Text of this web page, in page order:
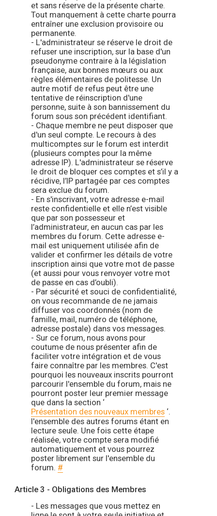
et sans réserve de la présente charte.
Tout manquement à cette charte pourra
entraîner une exclusion provisoire ou
permanente.
- L'administrateur se réserve le droit de
refuser une inscription, sur la base d'un
pseudonyme contraire à la législation
française, aux bonnes mœurs ou aux
règles élémentaires de politesse. Un
autre motif de refus peut être une
tentative de réinscription d'une
personne, suite à son bannissement du
forum sous son précédent identifiant.
- Chaque membre ne peut disposer que
d'un seul compte. Le recours à des
multicomptes sur le forum est interdit
(plusieurs comptes pour la même
adresse IP). L'administrateur se réserve
le droit de bloquer ces comptes et s’il y a
récidive, l’IP partagée par ces comptes
sera exclue du forum.
- En s'inscrivant, votre adresse e-mail
reste confidentielle et elle n’est visible
que par son possesseur et
l’administrateur, en aucun cas par les
membres du forum. Cette adresse e-
mail est uniquement utilisée afin de
valider et confirmer les détails de votre
inscription ainsi que votre mot de passe
(et aussi pour vous renvoyer votre mot
de passe en cas d’oubli).
- Par sécurité et souci de confidentialité,
on vous recommande de ne jamais
diffuser vos coordonnés (nom de
famille, mail, numéro de téléphone,
adresse postale) dans vos messages.
- Sur ce forum, nous avons pour
coutume de nous présenter afin de
faciliter votre intégration et de vous
faire connaître par les membres. C'est
pourquoi les nouveaux inscrits pourront
parcourir l'ensemble du forum, mais ne
pourront poster leur premier message
que dans la section ‘
Présentation des nouveaux membres‘.
l'ensemble des autres forums étant en
lecture seule. Une fois cette étape
réalisée, votre compte sera modifié
automatiquement et vous pourrez
poster librement sur l'ensemble du
forum. #
Article 3 - Obligations des Membres
- Les messages que vous mettez en